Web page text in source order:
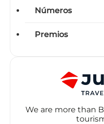
Números
Premios
We are more than